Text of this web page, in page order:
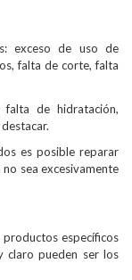
exceso de uso de
falta de corte, falta
de hidratación,
es posible reparar
sea excesivamente
productos específicos
claro pueden ser los